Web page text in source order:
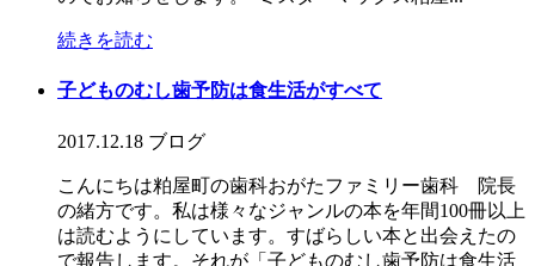
続きを読む
子どものむし歯予防は食生活がすべて
2017.12.18 ブログ
こんにちは粕屋町の歯科おがたファミリー歯科 院長
の緒方です。私は様々なジャンルの本を年間100冊以上
は読むようにしています。すばらしい本と出会えたの
で報告します。それが「子どものむし歯予防は食生活